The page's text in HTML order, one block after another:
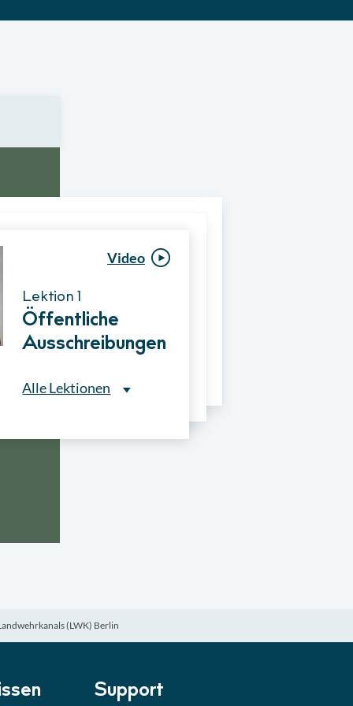
Video
Lektion 1
Öffentliche
Ausschreibungen
Alle Lektionen
Vergabeverfahre
Alle Lektionen
im Vergabeverfahren► 3:18 Min
von Angeboten Lektion
(LWK) Berlin
Support